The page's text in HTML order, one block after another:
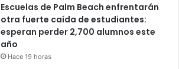
Escuelas de Palm Beach enfrentarán
otra fuerte caída de estudiantes:
esperan perder 2,700 alumnos este
año
Hace 19 horas